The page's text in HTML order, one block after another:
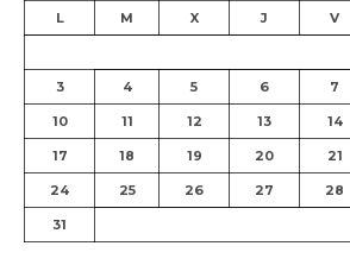
L M X J V
3 4 5 6 7
10 11 12 13 14
17 18 19 20 21
24 25 26 27 28
31